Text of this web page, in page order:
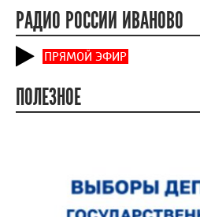
РАДИО РОССИИ ИВАНОВО
ПРЯМОЙ ЭФИР
ПОЛЕЗНОЕ